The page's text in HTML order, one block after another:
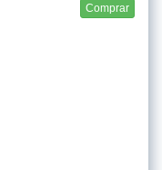
Comprar